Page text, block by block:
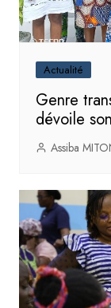
Actualité
Genre
dévoile
Assiba